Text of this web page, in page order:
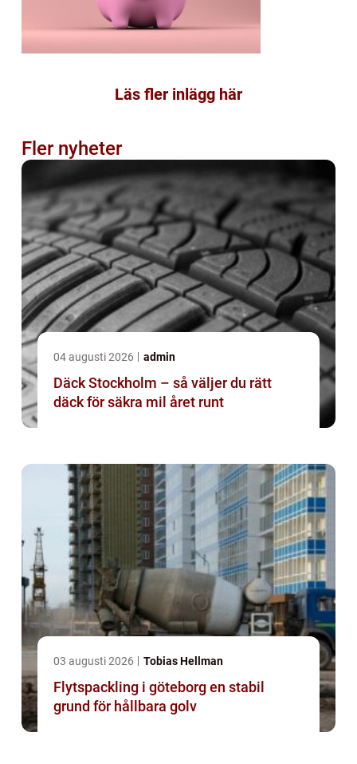
Läs fler inlägg här
Fler nyheter
04 augusti 2026 admin
Däck Stockholm – så väljer du rätt
däck för säkra mil året runt
03 augusti 2026 Tobias Hellman
Flytspackling i göteborg en stabil
grund för hållbara golv